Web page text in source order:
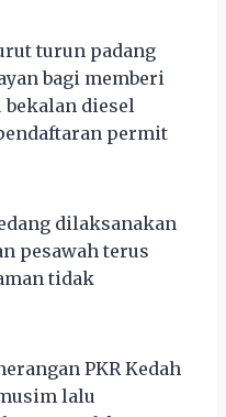
turun padang
bagi memberi
diesel
permit
dilaksanakan
pesawah terus
tidak
PKR Kedah
lalu